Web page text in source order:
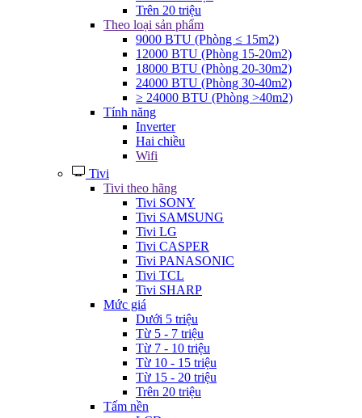
Trên 20 triệu
Theo loại sản phẩm
9000 BTU (Phòng ≤ 15m2)
12000 BTU (Phòng 15-20m2)
18000 BTU (Phòng 20-30m2)
24000 BTU (Phòng 30-40m2)
≥ 24000 BTU (Phòng >40m2)
Tính năng
Inverter
Hai chiều
Wifi
Tivi
Tivi theo hãng
Tivi SONY
Tivi SAMSUNG
Tivi LG
Tivi CASPER
Tivi PANASONIC
Tivi TCL
Tivi SHARP
Mức giá
Dưới 5 triệu
Từ 5 - 7 triệu
Từ 7 - 10 triệu
Từ 10 - 15 triệu
Từ 15 - 20 triệu
Trên 20 triệu
Tấm nền